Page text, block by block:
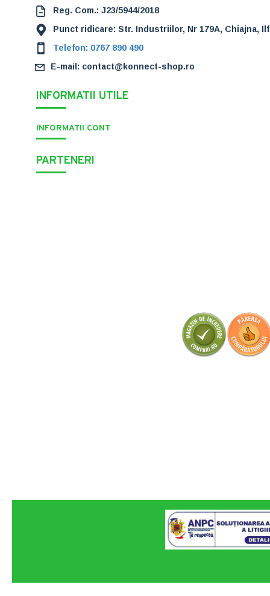
Reg. Com.: J23/5944/2018
Punct ridicare: Str. Industriilor, Nr 179A, Chiajna,
Telefon: 0767 890 490
E-mail: contact@konnect-shop.ro
INFORMATII UTILE
INFORMATII CONT
PARTENERI